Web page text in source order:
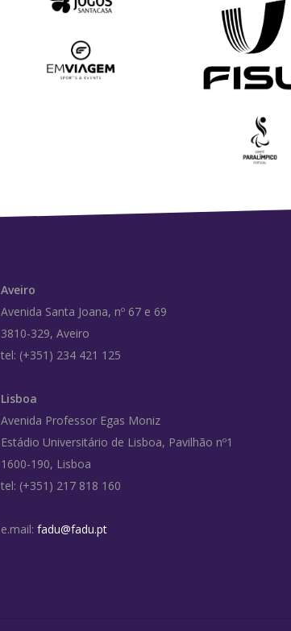
Aveiro
Avenida Santa Joana, nº 67 e 69
3810-329, Aveiro
tel: (+351) 234 421 125
Lisboa
Avenida Professor Egas Moniz
Estádio Universitário de Lisboa, Pavilhão nº1
1600-190, Lisboa
tel: (+351) 217 818 160
e.mail: fadu@fadu.pt